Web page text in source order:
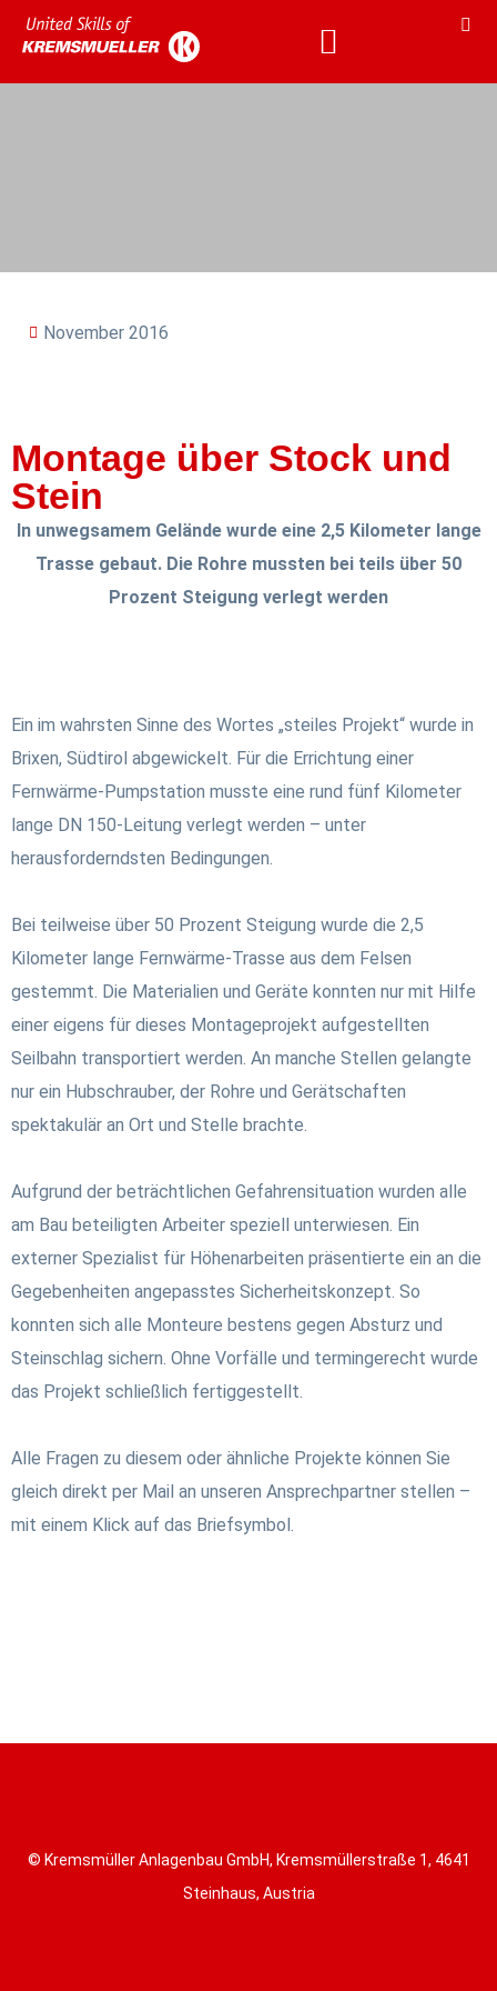
November 2016
Montage über Stock und
Stein
In unwegsamem Gelände wurde eine 2,5 Kilometer lange
Trasse gebaut. Die Rohre mussten bei teils über 50
Prozent Steigung verlegt werden
Ein im wahrsten Sinne des Wortes „steiles Projekt“ wurde in
Brixen, Südtirol abgewickelt. Für die Errichtung einer
Fernwärme-Pumpstation musste eine rund fünf Kilometer
lange DN 150-Leitung verlegt werden – unter
herausforderndsten Bedingungen.
Bei teilweise über 50 Prozent Steigung wurde die 2,5
Kilometer lange Fernwärme-Trasse aus dem Felsen
gestemmt. Die Materialien und Geräte konnten nur mit Hilfe
einer eigens für dieses Montageprojekt aufgestellten
Seilbahn transportiert werden. An manche Stellen gelangte
nur ein Hubschrauber, der Rohre und Gerätschaften
spektakulär an Ort und Stelle brachte.
Aufgrund der beträchtlichen Gefahrensituation wurden alle
am Bau beteiligten Arbeiter speziell unterwiesen. Ein
externer Spezialist für Höhenarbeiten präsentierte ein an die
Gegebenheiten angepasstes Sicherheitskonzept. So
konnten sich alle Monteure bestens gegen Absturz und
Steinschlag sichern. Ohne Vorfälle und termingerecht wurde
das Projekt schließlich fertiggestellt.
Alle Fragen zu diesem oder ähnliche Projekte können Sie
gleich direkt per Mail an unseren Ansprechpartner stellen –
mit einem Klick auf das Briefsymbol.
© Kremsmüller Anlagenbau GmbH, Kremsmüllerstraße 1, 4641
Steinhaus, Austria